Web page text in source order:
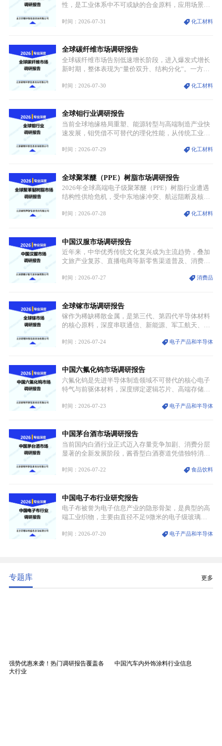
性，是工业体系中不可或缺的合金原料，应用场景横
用价值难以被替代。依托理化优势，镍被全球主要经
型为新能源核心战略矿产，全球产业形成“印尼掌控
资源与产能、中国主导消费与技术、工艺向低碳湿法
迭代、再生镍加速补位”的全新格局。
时间：2026-07-31 化工材料
全球碳纤维市场调研报告
全球碳纤维市场告别低速增长阶段，进入爆发式增长
新时期，整体表现为“量价双升、结构分化”。一方面
持续扩张；另一方面产品、需求、应用场景呈现明显
体规模扩张，高附加值领域与规模化工业应用形成两
大独立增长体系。
时间：2026-07-30 化工材料
全球钼行业调研报告
当前全球地缘格局重塑、能源转型与高端制造产业快
速发展，钼凭借不可替代的理化性能，从传统工业金
需格局重构、价值体系重估的新阶段。钼是典型难熔
贯穿传统工业、高端制造、军工、新能源等多个核心
产业，成为现代工业体系中不可或缺的基础材料。
时间：2026-07-29 化工材料
全球聚苯醚（PPE）树脂市场调研报告
2026年全球高端电子级聚苯醚（PPE）树脂行业遭遇
结构性供给危机，受中东地缘冲突、航运阻断及核心
停产，行业长期维持寡头垄断的供应链格局彻底瓦
价无市”的供给真空，并沿高频覆铜板、PCB电路板向
AI服务器、5G基站等高端电子终端持续传导，全产业
链生产、成本、交付均承受巨大压力。
时间：2026-07-28 化工材料
中国汉服市场调研报告
近年来，中华优秀传统文化复兴成为主流趋势，叠加
文旅产业复苏、直播电商等新零售渠道普及、消费群
服不再局限于传统节日、古风活动等小众场景，逐步
重要载体。同时，行业标准落地、生产技术升级、原
创设计能力提升，进一步夯实产业发展根基，吸引传
统服饰品牌、文旅企业等跨界入局，市场活力持续释
时间：2026-07-27 消费品
全球镓市场调研报告
镓作为稀缺稀散金属，是第三代、第四代半导体材料
的核心原料，深度串联通信、新能源、军工航天、光
与大国科技博弈的关键战略资源。镓并非传统大宗金
领域渗透”的战略体系，成为全球科技产业运转的刚
需资源。
时间：2026-07-24 电子产品和半导体
中国六氟化钨市场调研报告
六氟化钨是先进半导体制造领域不可替代的核心电子
特气与前驱体材料，深度绑定逻辑芯片、高端存储芯
沉积（CVD）、原子层沉积（ALD）工艺专用前驱体
密制造流程。
时间：2026-07-23 电子产品和半导体
中国茅台酒市场调研报告
当前国内白酒行业正式迈入存量竞争加剧、消费分层
显著的全新发展阶段，酱香型白酒赛道凭借独特消费
道。贵州茅台凭借独一无二的核心产区壁垒、刚性产
业。
时间：2026-07-22 食品饮料
中国电子布行业研究报告
电子布被誉为电子信息产业的隐形骨架，是典型的高
端工业织物，主要由直径不足9微米的电子级玻璃纤
生产制造过程中不可或缺的核心基材。电子布具备高
时间：2026-07-20 电子产品和半导体
专题库 更多
强势优惠来袭！热门调研报告覆盖各
大行业
中国汽车内外饰涂料行业信息